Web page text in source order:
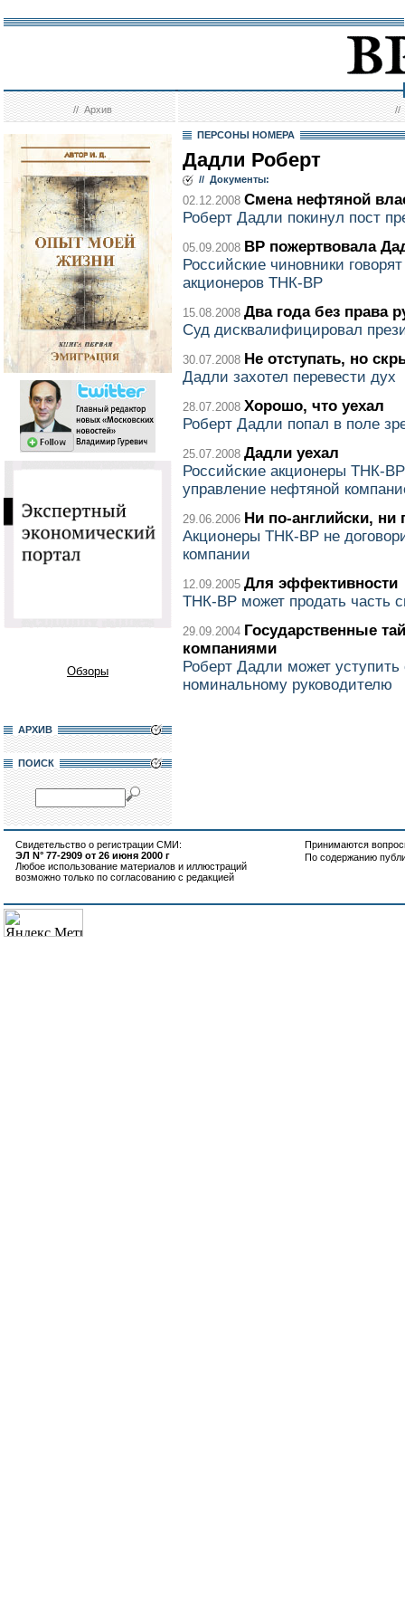
//Архив //
Обзоры
АРХИВ
ПОИСК
ПЕРСОНЫ НОМЕРА
Дадли Роберт
// Документы:
02.12.2008 Смена нефтяной
Роберт Дадли покинул пост
05.09.2008 ВР пожертвовала
Российские чиновники
акционеров ТНК-ВР
15.08.2008 Два года без права
Суд дисквалифицировал
30.07.2008 Не отступать, но
Дадли захотел перевести дух
28.07.2008 Хорошо, что уехал
Роберт Дадли попал в поле
25.07.2008 Дадли уехал
Российские акционеры ТНК-
управление нефтяной
29.06.2006 Ни по-английски, ни
Акционеры ТНК-ВР не
компании
12.09.2005 Для эффективности
ТНК-ВР может продать часть
29.09.2004 Государственные
компаниями
Роберт Дадли может
номинальному руководителю
Свидетельство о регистрации СМИ:
ЭЛ N° 77-2909 от 26 июня 2000 г
Любое использование материалов и иллюстраций
возможно только по согласованию с редакцией
Принимаются
По содержанию